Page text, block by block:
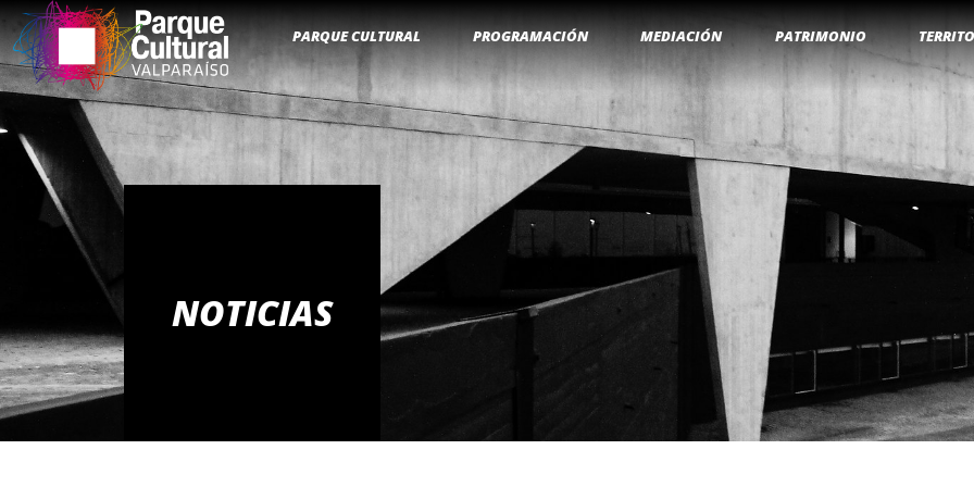
PARQUE CULTURAL PROGRAMACIÓN MEDIACIÓN PATRIMONIO
NOTICIAS